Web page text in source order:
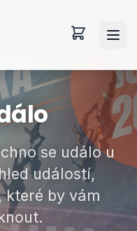
se událo u
událostí,
které by vám